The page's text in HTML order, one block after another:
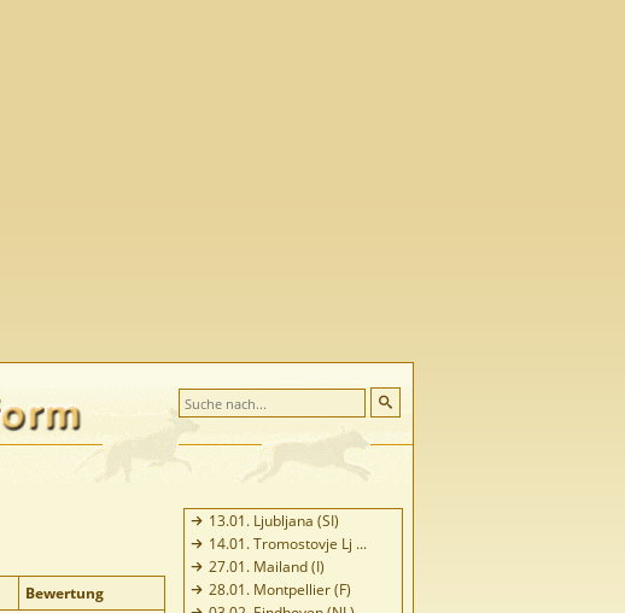
13.01. Ljubljana (SI)
14.01. Tromostovje Lj ...
27.01. Mailand (I)
28.01. Montpellier (F)
Bewertung